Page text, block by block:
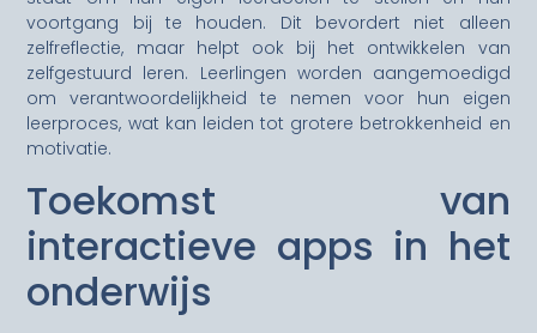
voortgang bij te houden. Dit bevordert niet alleen
zelfreflectie, maar helpt ook bij het ontwikkelen van
zelfgestuurd leren. Leerlingen worden aangemoedigd
om verantwoordelijkheid te nemen voor hun eigen
leerproces, wat kan leiden tot grotere betrokkenheid en
motivatie.
Toekomst van
interactieve apps in het
onderwijs